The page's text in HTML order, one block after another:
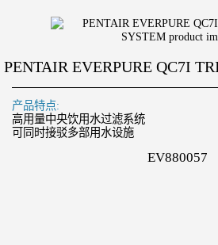
PENTAIR EVERPURE QC7I
产品特点:
高用量中央饮用水过滤系统
可同时接驳多部用水设施
EV880057